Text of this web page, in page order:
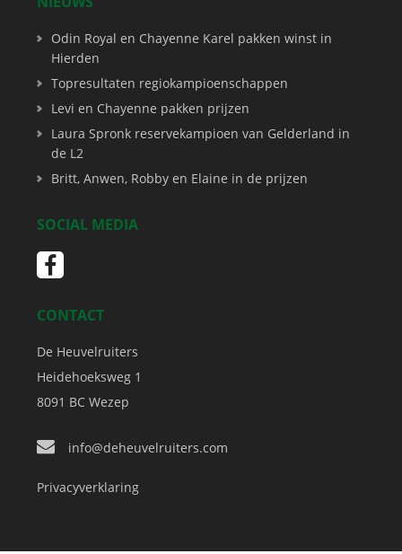
Odin Royal en Chayenne Karel pakken winst in
Hierden
Topresultaten regiokampioenschappen
Levi en Chayenne pakken prijzen
Laura Spronk reservekampioen van Gelderland in
de L2
Britt, Anwen, Robby en Elaine in de prijzen
SOCIAL MEDIA
CONTACT
De Heuvelruiters
Heidehoeksweg 1
8091 BC Wezep
info@deheuvelruiters.com
Privacyverklaring